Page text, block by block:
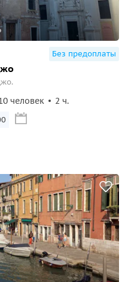
Без предоплаты
человек 2 ч.